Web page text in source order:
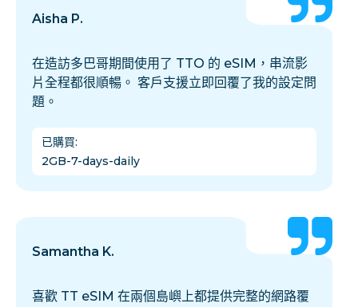
Aisha P.
在造訪多巴哥期間使用了 TTO 的 eSIM，串流影
片全程都很順暢。 客戶支援立即回覆了我的設定問
題。
已購買:
2GB-7-days-daily
Samantha K.
喜歡 TT eSIM 在兩個島嶼上都提供完整的網路覆